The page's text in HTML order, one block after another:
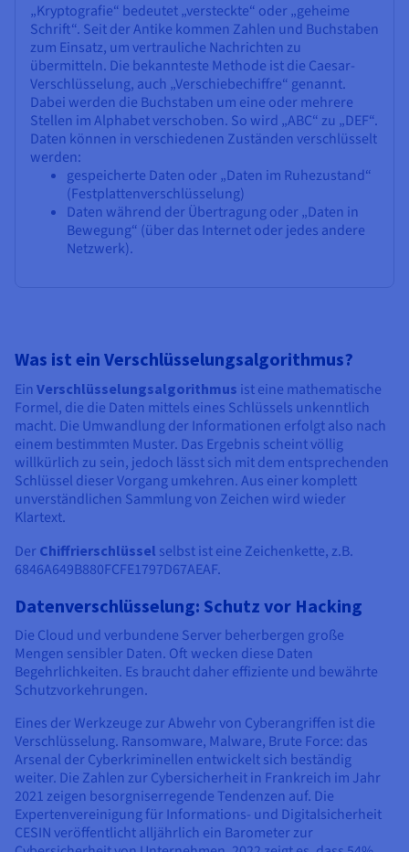
„Kryptografie“ bedeutet „versteckte“ oder „geheime
Schrift“. Seit der Antike kommen Zahlen und Buchstaben
zum Einsatz, um vertrauliche Nachrichten zu
übermitteln. Die bekannteste Methode ist die Caesar-
Verschlüsselung, auch „Verschiebechiffre“ genannt.
Dabei werden die Buchstaben um eine oder mehrere
Stellen im Alphabet verschoben. So wird „ABC“ zu „DEF“.
Daten können in verschiedenen Zuständen verschlüsselt
werden:
gespeicherte Daten oder „Daten im Ruhezustand“
(Festplattenverschlüsselung)
Daten während der Übertragung oder „Daten in
Bewegung“ (über das Internet oder jedes andere
Netzwerk).
Was ist ein Verschlüsselungsalgorithmus?
Ein Verschlüsselungsalgorithmus ist eine mathematische
Formel, die die Daten mittels eines Schlüssels unkenntlich
macht. Die Umwandlung der Informationen erfolgt also nach
einem bestimmten Muster. Das Ergebnis scheint völlig
willkürlich zu sein, jedoch lässt sich mit dem entsprechenden
Schlüssel dieser Vorgang umkehren. Aus einer komplett
unverständlichen Sammlung von Zeichen wird wieder
Klartext.
Der Chiffrierschlüssel selbst ist eine Zeichenkette, z.B.
6846A649B880FCFE1797D67AEAF.
Datenverschlüsselung: Schutz vor Hacking
Die Cloud und verbundene Server beherbergen große
Mengen sensibler Daten. Oft wecken diese Daten
Begehrlichkeiten. Es braucht daher effiziente und bewährte
Schutzvorkehrungen.
Eines der Werkzeuge zur Abwehr von Cyberangriffen ist die
Verschlüsselung. Ransomware, Malware, Brute Force: das
Arsenal der Cyberkriminellen entwickelt sich beständig
weiter. Die Zahlen zur Cybersicherheit in Frankreich im Jahr
2021 zeigen besorgniserregende Tendenzen auf. Die
Expertenvereinigung für Informations- und Digitalsicherheit
CESIN veröffentlicht alljährlich ein Barometer zur